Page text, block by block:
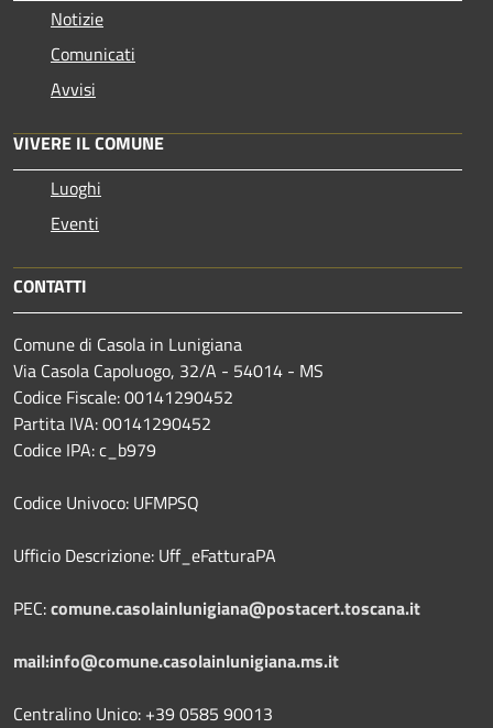
Notizie
Comunicati
Avvisi
VIVERE IL COMUNE
Luoghi
Eventi
CONTATTI
Comune di Casola in Lunigiana
Via Casola Capoluogo, 32/A - 54014 - MS
Codice Fiscale: 00141290452
Partita IVA: 00141290452
Codice IPA: c_b979
Codice Univoco: UFMPSQ
Ufficio Descrizione: Uff_eFatturaPA
PEC:comune.casolainlunigiana@postacert.toscana.it
mail:info@comune.casolainlunigiana.ms.it
Centralino Unico: +39 0585 90013